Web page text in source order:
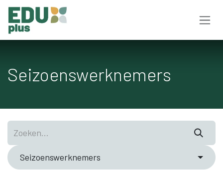
Overslaan naar inhoud
Seizoenswerknemers
Seizoenswerknemers